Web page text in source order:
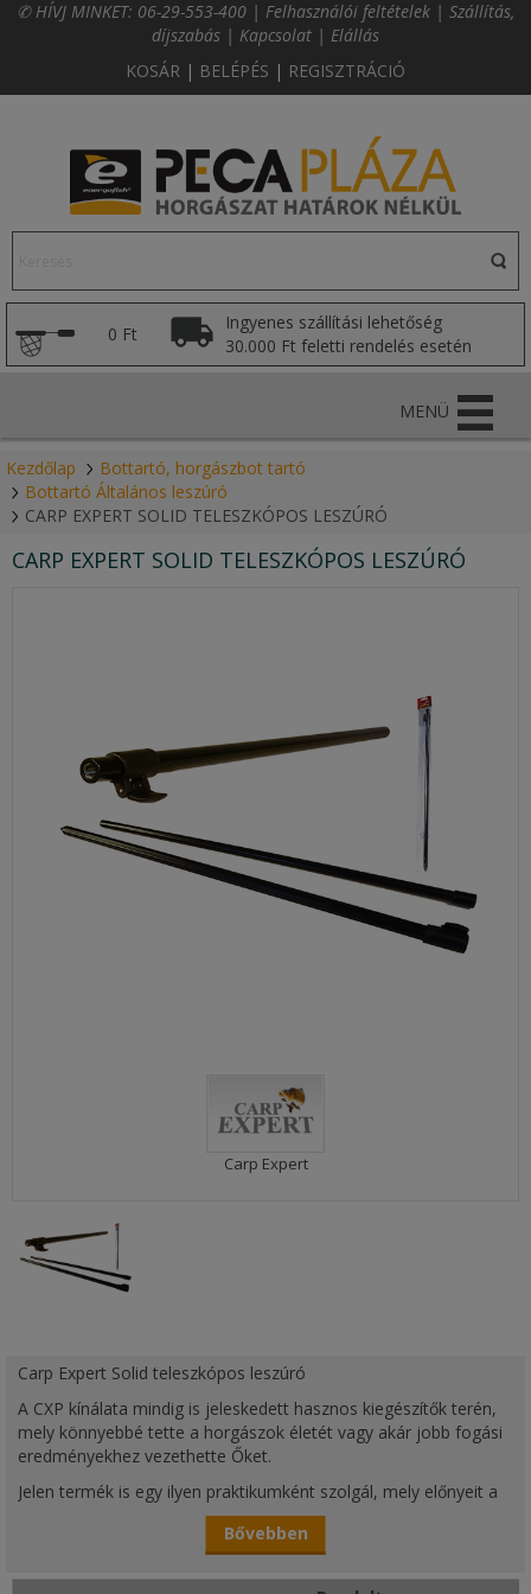
✆ HÍVJ MINKET: 06-29-553-400 | Felhasználói feltételek | Szállítás,
díjszabás | Kapcsolat | Elállás
KOSÁR | BELÉPÉS | REGISZTRÁCIÓ
0 Ft
Ingyenes szállítási lehetőség
30.000 Ft feletti rendelés esetén
MENÜ
Kezdőlap
Bottartó, horgászbot tartó
Bottartó Általános leszúró
CARP EXPERT SOLID TELESZKÓPOS LESZÚRÓ
CARP EXPERT SOLID TELESZKÓPOS LESZÚRÓ
Carp Expert
Carp Expert Solid teleszkópos leszúró
A CXP kínálata mindig is jeleskedett hasznos kiegészítők terén,
mely könnyebbé tette a horgászok életét vagy akár jobb fogási
eredményekhez vezethette Őket.
Jelen termék is egy ilyen praktikumként szolgál, mely előnyeit a
botok elhelyezése során lehet kamatoztatni, akár keményebb
terepen, talajon, mivel a leszúró alja csavaros kialakítású.
A termék 3 féle méretben kapható, akár első és hátsó tartóként
Bővebben